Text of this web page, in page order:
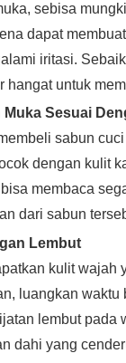
sebisa
dapat
iritasi.
hangat untuk
Muka Sesuai
sabun
dengan kulit
membaca
dari sabun
Lembut
kulit wajah
luangkan waktu
lembut pada
dahi yang